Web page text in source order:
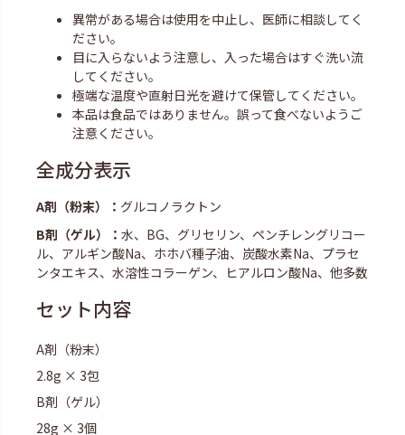
異常がある場合は使用を中止し、医師に相談してく
ださい。
目に入らないよう注意し、入った場合はすぐ洗い流
してください。
極端な温度や直射日光を避けて保管してください。
本品は食品ではありません。誤って食べないようご
注意ください。
全成分表示
A剤（粉末）： グルコノラクトン
B剤（ゲル）： 水、BG、グリセリン、ペンチレングリコー
ル、アルギン酸Na、ホホバ種子油、炭酸水素Na、プラセ
ンタエキス、水溶性コラーゲン、ヒアルロン酸Na、他多数
セット内容
A剤（粉末）
2.8g × 3包
B剤（ゲル）
28g × 3個